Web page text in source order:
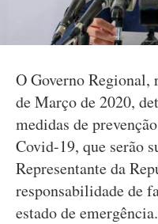
O Governo
de Março de 2020,
medidas de
Covid-19, que serão
Representante da
responsabilidade de
estado de emergência.